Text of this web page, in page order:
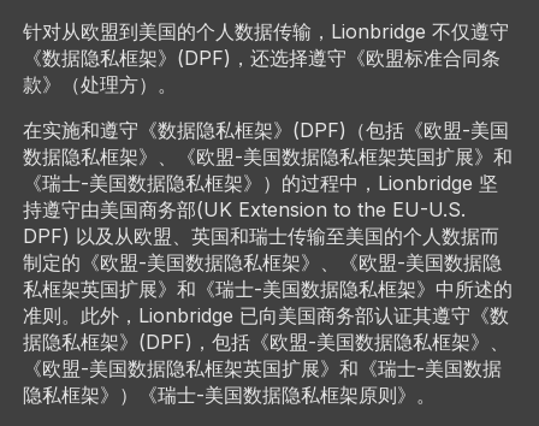
针对从欧盟到美国的个人数据传输，Lionbridge 不仅遵守
《数据隐私框架》(DPF)，还选择遵守《欧盟标准合同条
款》（处理方）。
在实施和遵守《数据隐私框架》(DPF)（包括《欧盟-美国
数据隐私框架》、《欧盟-美国数据隐私框架英国扩展》和
《瑞士-美国数据隐私框架》）的过程中，Lionbridge 坚
持遵守由美国商务部(UK Extension to the EU-U.S.
DPF) 以及从欧盟、英国和瑞士传输至美国的个人数据而
制定的《欧盟-美国数据隐私框架》、《欧盟-美国数据隐
私框架英国扩展》和《瑞士-美国数据隐私框架》中所述的
准则。此外，Lionbridge 已向美国商务部认证其遵守《数
据隐私框架》(DPF)，包括《欧盟-美国数据隐私框架》、
《欧盟-美国数据隐私框架英国扩展》和《瑞士-美国数据
隐私框架》）《瑞士-美国数据隐私框架原则》。